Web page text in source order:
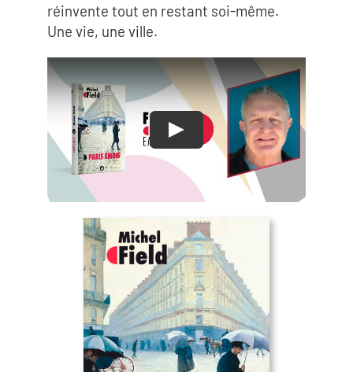
réinvente tout en restant soi-même.
Une vie, une ville.